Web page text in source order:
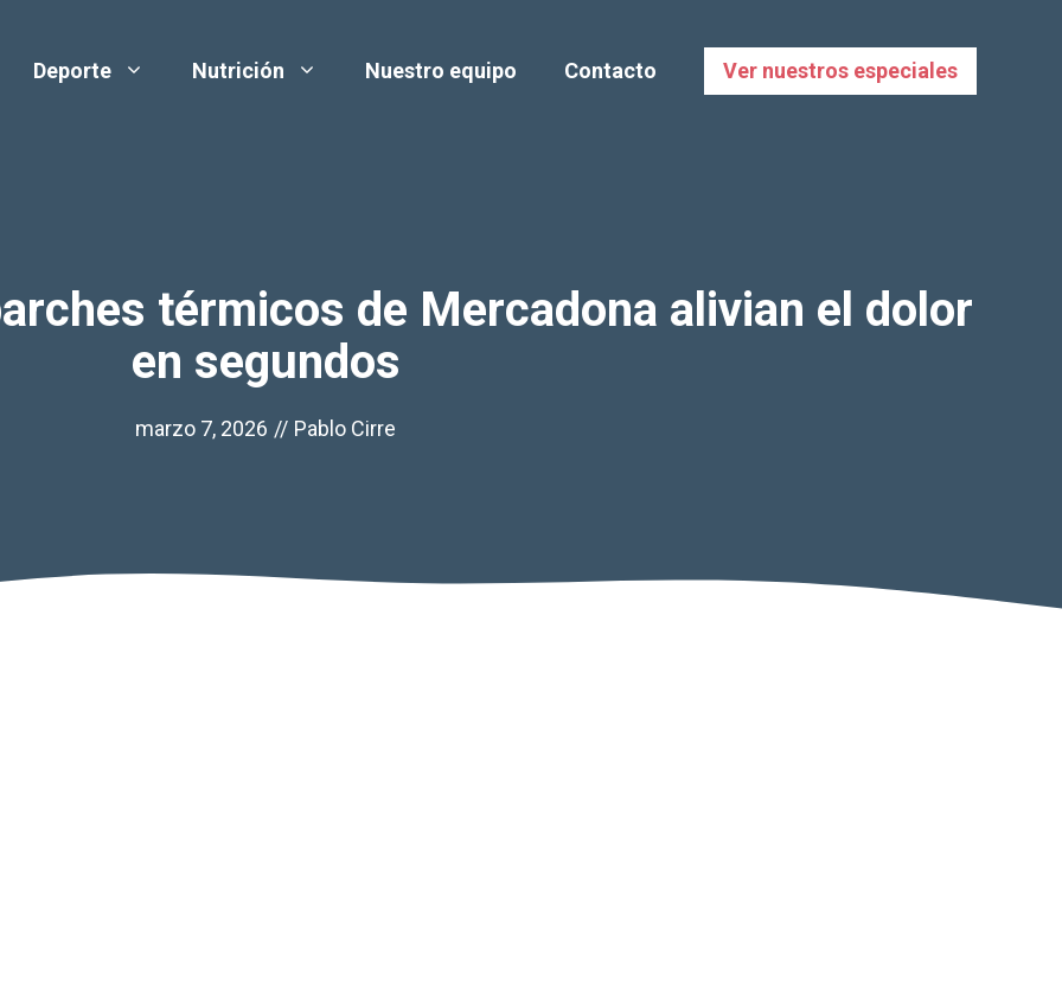
Deporte Nutrición Nuestro equipo Contacto Ver nuestros especiales
térmicos de Mercadona alivian el dolor
en segundos
marzo 7, 2026 // Pablo Cirre